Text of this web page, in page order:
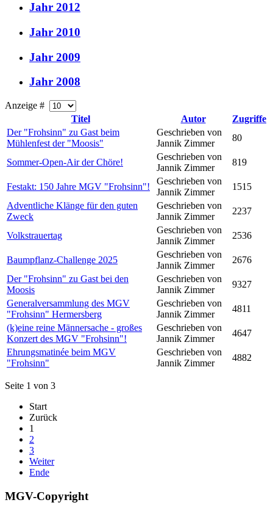
Jahr 2012
Jahr 2010
Jahr 2009
Jahr 2008
Anzeige #
Titel
Autor
Zugriffe
Der "Frohsinn" zu Gast beim
Mühlenfest der "Moosis"
Geschrieben von
Jannik Zimmer
80
Sommer-Open-Air der Chöre!
Geschrieben von
Jannik Zimmer
819
Festakt: 150 Jahre MGV "Frohsinn"!
Geschrieben von
Jannik Zimmer
1515
Adventliche Klänge für den guten
Zweck
Geschrieben von
Jannik Zimmer
2237
Volkstrauertag
Geschrieben von
Jannik Zimmer
2536
Baumpflanz-Challenge 2025
Geschrieben von
Jannik Zimmer
2676
Der "Frohsinn" zu Gast bei den
Moosis
Geschrieben von
Jannik Zimmer
9327
Generalversammlung des MGV
"Frohsinn" Hermersberg
Geschrieben von
Jannik Zimmer
4811
(k)eine reine Männersache - großes
Konzert des MGV "Frohsinn"!
Geschrieben von
Jannik Zimmer
4647
Ehrungsmatinée beim MGV
"Frohsinn"
Geschrieben von
Jannik Zimmer
4882
Seite 1 von 3
Start
Zurück
1
2
3
Weiter
Ende
MGV-Copyright